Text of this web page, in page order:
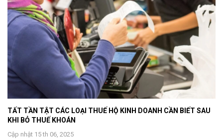
TẤT TẦN TẬT CÁC LOẠI THUẾ HỘ KINH DOANH CẦN BIẾT SAU
KHI BỎ THUẾ KHOÁN
Cập nhật 15 th 06, 2025